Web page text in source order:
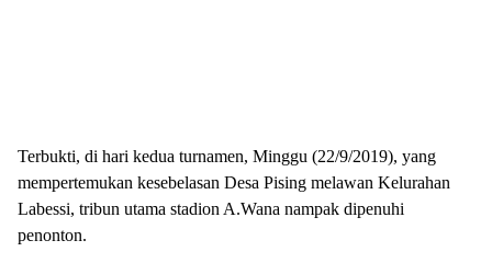
Terbukti, di hari kedua turnamen, Minggu (22/9/2019), yang
mempertemukan kesebelasan Desa Pising melawan Kelurahan
Labessi, tribun utama stadion A.Wana nampak dipenuhi
penonton.